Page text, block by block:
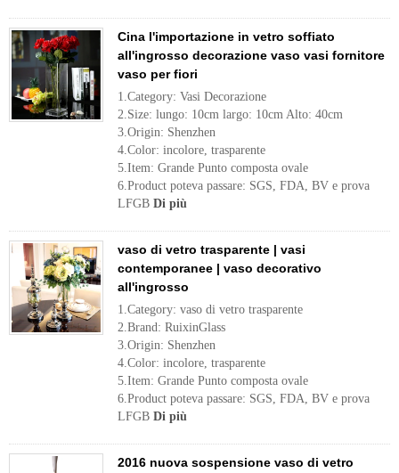
Cina l'importazione in vetro soffiato
all'ingrosso decorazione vaso vasi fornitore
vaso per fiori
1.Category: Vasi Decorazione
2.Size: lungo: 10cm largo: 10cm Alto: 40cm
3.Origin: Shenzhen
4.Color: incolore, trasparente
5.Item: Grande Punto composta ovale
6.Product poteva passare: SGS, FDA, BV e prova
LFGB Di più
vaso di vetro trasparente | vasi
contemporanee | vaso decorativo
all'ingrosso
1.Category: vaso di vetro trasparente
2.Brand: RuixinGlass
3.Origin: Shenzhen
4.Color: incolore, trasparente
5.Item: Grande Punto composta ovale
6.Product poteva passare: SGS, FDA, BV e prova
LFGB Di più
2016 nuova sospensione vaso di vetro